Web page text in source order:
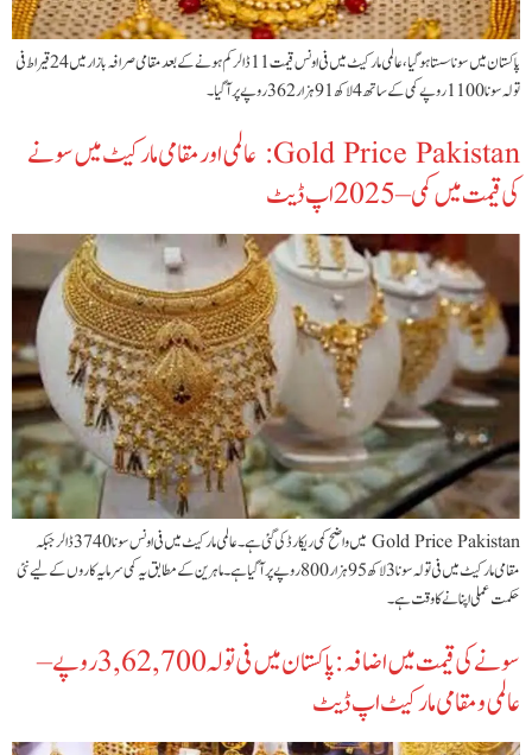
پاکستان میں سونا سستا ہوگیا، عالمی مارکیٹ میں فی اونس قیمت 11 ڈالر کم ہونے کے بعد مقامی صرافہ بازار میں 24 قیراط فی
تولہ سونا 1100 روپے کمی کے ساتھ 4 لاکھ 91 ہزار 362 روپے پر آگیا۔
‫Gold Price Pakistan: عالمی اور مقامی مارکیٹ میں سونے
کی قیمت میں کمی – 2025 اپ ڈیٹ‬
Gold Price Pakistan میں واضح کمی ریکارڈ کی گئی ہے۔ عالمی مارکیٹ میں فی اونس سونا 3740 ڈالر جبکہ
مقامی مارکیٹ میں فی تولہ سونا 3 لاکھ 95 ہزار 800 روپے پر آ گیا ہے۔ ماہرین کے مطابق یہ کمی سرمایہ کاروں کے لیے نئی
حکمت عملی اپنانے کا وقت ہے۔
سونے کی قیمت میں اضافہ: پاکستان میں فی تولہ 3,62,700 روپے –
عالمی و مقامی مارکیٹ اپ ڈیٹ